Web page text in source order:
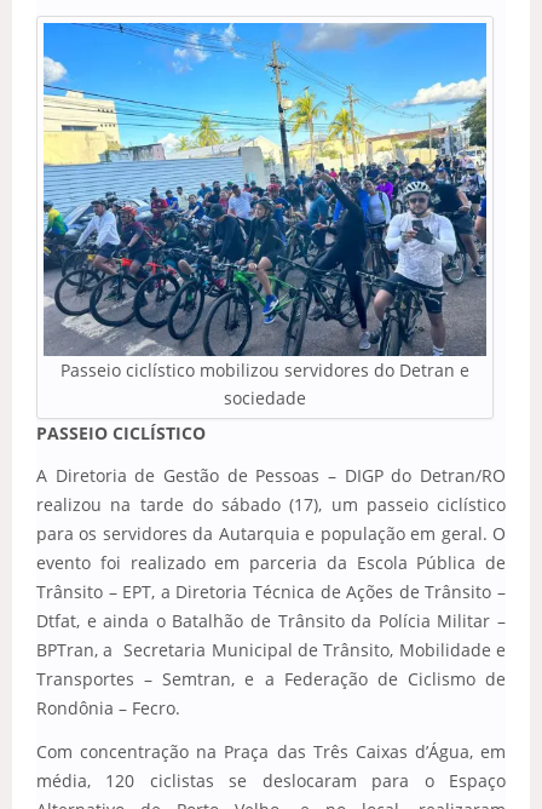
Passeio ciclístico mobilizou servidores do Detran e
sociedade
PASSEIO CICLÍSTICO
A Diretoria de Gestão de Pessoas – DIGP do Detran/RO
realizou na tarde do sábado (17), um passeio ciclístico
para os servidores da Autarquia e população em geral. O
evento foi realizado em parceria da Escola Pública de
Trânsito – EPT, a Diretoria Técnica de Ações de Trânsito –
Dtfat, e ainda o Batalhão de Trânsito da Polícia Militar –
BPTran, a Secretaria Municipal de Trânsito, Mobilidade e
Transportes – Semtran, e a Federação de Ciclismo de
Rondônia – Fecro.
Com concentração na Praça das Três Caixas d’Água, em
média, 120 ciclistas se deslocaram para o Espaço